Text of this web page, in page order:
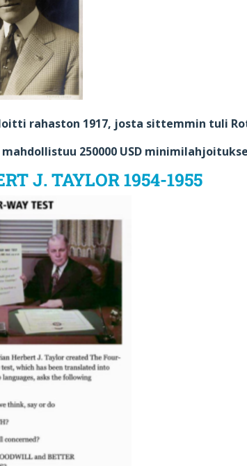
rahaston 1917, josta sittemmin tuli
mahdollistuu 250000 USD
J. TAYLOR 1954-1955